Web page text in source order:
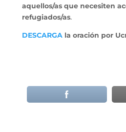
aquellos/as que necesiten
refugiados/as.
DESCARGAla oración por